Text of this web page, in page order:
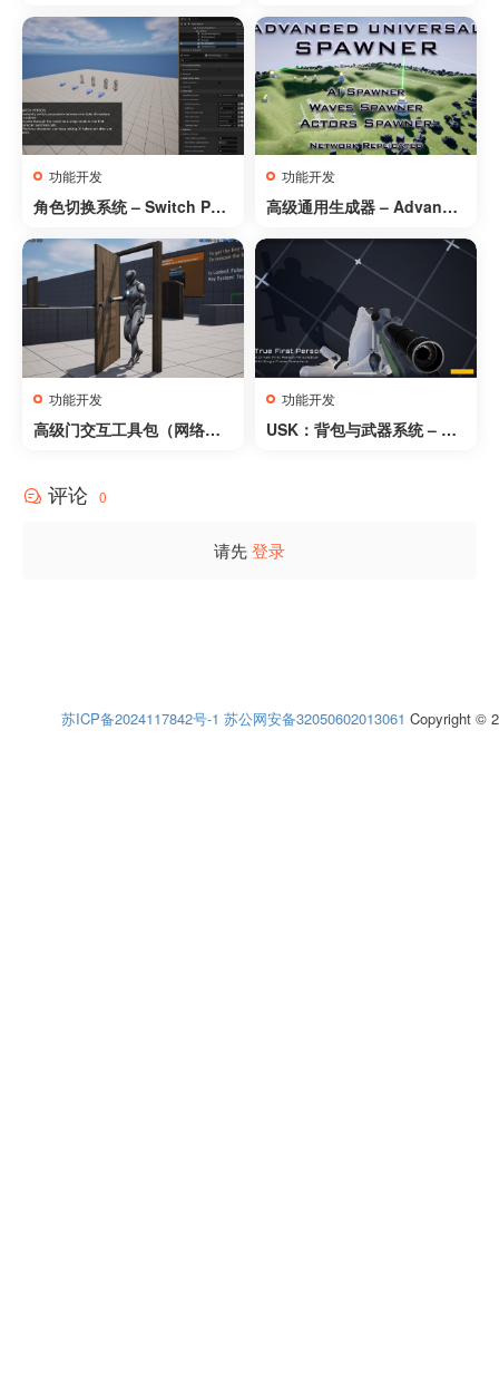
– Checkpoint Race Syste
功能开发
角色切换系统 – Switch Per
g System
功能开发
高级通用生成器 – Advance
功能开发
高级门交互工具包（网络同
d)
功能开发
USK：背包与武器系统 – US
评论 0
请先登录
苏ICP备2024117842号-1 苏公网安备32050602013061 Copyright ©